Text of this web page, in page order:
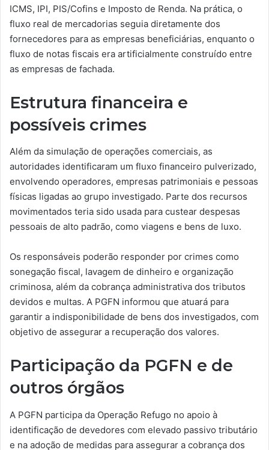
ICMS, IPI, PIS/Cofins e Imposto de Renda. Na prática, o
fluxo real de mercadorias seguia diretamente dos
fornecedores para as empresas beneficiárias, enquanto o
fluxo de notas fiscais era artificialmente construído entre
as empresas de fachada.
Estrutura financeira e
possíveis crimes
Além da simulação de operações comerciais, as
autoridades identificaram um fluxo financeiro pulverizado,
envolvendo operadores, empresas patrimoniais e pessoas
físicas ligadas ao grupo investigado. Parte dos recursos
movimentados teria sido usada para custear despesas
pessoais de alto padrão, como viagens e bens de luxo.
Os responsáveis poderão responder por crimes como
sonegação fiscal, lavagem de dinheiro e organização
criminosa, além da cobrança administrativa dos tributos
devidos e multas. A PGFN informou que atuará para
garantir a indisponibilidade de bens dos investigados, com
objetivo de assegurar a recuperação dos valores.
Participação da PGFN e de
outros órgãos
A PGFN participa da Operação Refugo no apoio à
identificação de devedores com elevado passivo tributário
e na adoção de medidas para assegurar a cobrança dos